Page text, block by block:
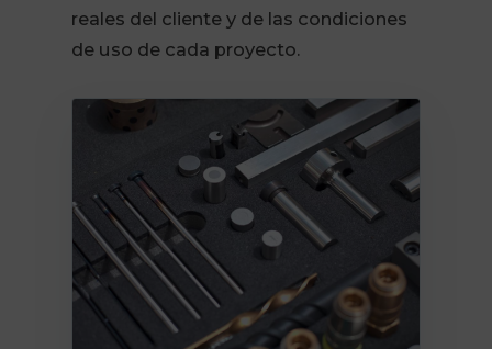
reales del cliente y de las condiciones
de uso de cada proyecto.